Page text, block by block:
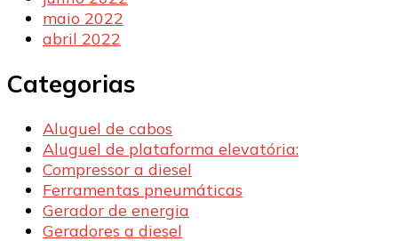
maio 2022
abril 2022
Categorias
Aluguel de cabos
Aluguel de plataforma elevatória:
Compressor a diesel
Ferramentas pneumáticas
Gerador de energia
Geradores a diesel